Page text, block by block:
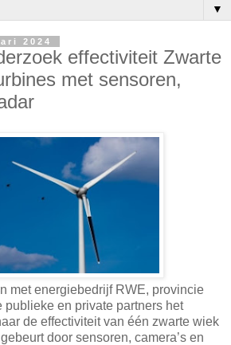
▼
2024
effectiviteit Zwarte
met sensoren,
met energiebedrijf RWE, provincie
publieke en private partners het
de effectiviteit van één zwarte wiek
door sensoren, camera’s en